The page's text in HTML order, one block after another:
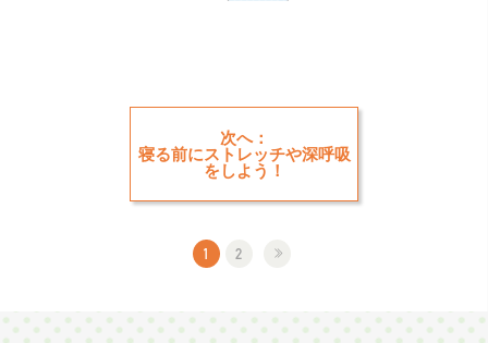
次へ：
寝る前にストレッチや深呼吸
をしよう！
1 2